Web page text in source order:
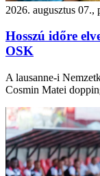
2026. augusztus 07.,
Hosszú időre
OSK
A lausanne-i
Cosmin Matei